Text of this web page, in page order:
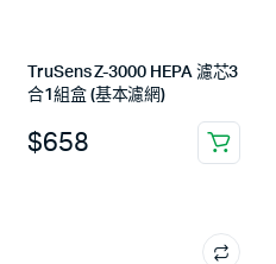
TruSens Z-3000 HEPA 濾芯3
合1組盒 (基本濾網)
$658